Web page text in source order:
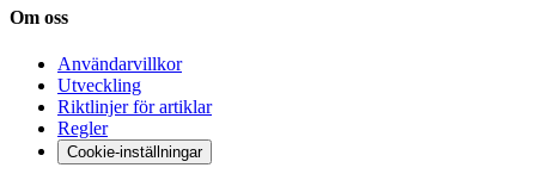
Om oss
Användarvillkor
Utveckling
Riktlinjer för artiklar
Regler
Cookie-inställningar